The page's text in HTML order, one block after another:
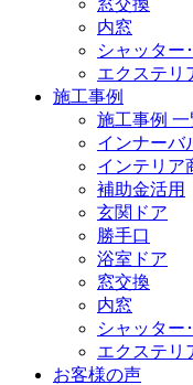
内窓
シャッター
エクステリ
施工事例
施工事例 一
インナーバ
インテリア
補助金活用
玄関ドア
勝手口
浴室ドア
窓交換
内窓
シャッター
エクステリ
お客様の声